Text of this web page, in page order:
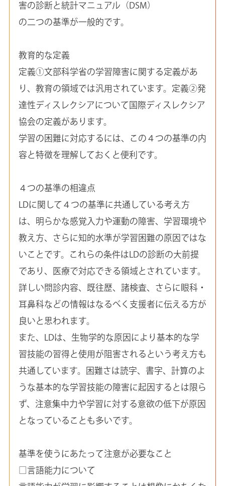
害の診断と統計マニュアル（DSM）
の二つの基準が一般的です。
教育的な定義
定義①文部科学省の学習障害に関する定義があ
り、教育の領域では汎用されています。定義②発
達性ディスレクシアについて国際ディスレクシア
協会の定義があります。
学習の困難に対応するには、この４つの基準の内
容と特徴を理解しておくと便利です。
４つの基準の相違点
LDに関して４つの基準に共通している考え方
は、明らかな感覚入力や運動の障害、学習環境や
教え方、さらに知的水準が学習困難の原因ではな
いことです。これらの条件はLDの診断の大前提
であり、医療で対応できる領域とされています。
詳しい問診内容、既往歴、諸検査、さらに眼科・
耳鼻科などの情報はなるべく支援者に伝える方が
良いと思われます。
また、LDは、生物学的な原因により基本的な学
習技能の習得と使用が阻害されるという考え方も
共通しています。困難さは読字、書字、計算のよ
うな基本的な学習技能の障害に起因するとは限ら
ず、注意集中力や学習に対する意欲の低下が原因
となっていることも多いです。
基準を使うにあたって注意が必要なこと
□言語能力について